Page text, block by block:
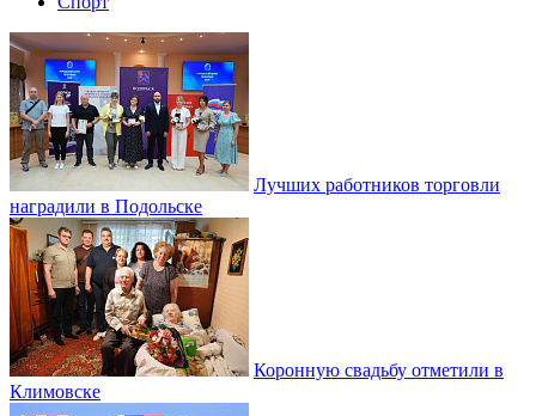
Лучших работников торговли
наградили в Подольске
Коронную свадьбу отметили в
Климовске